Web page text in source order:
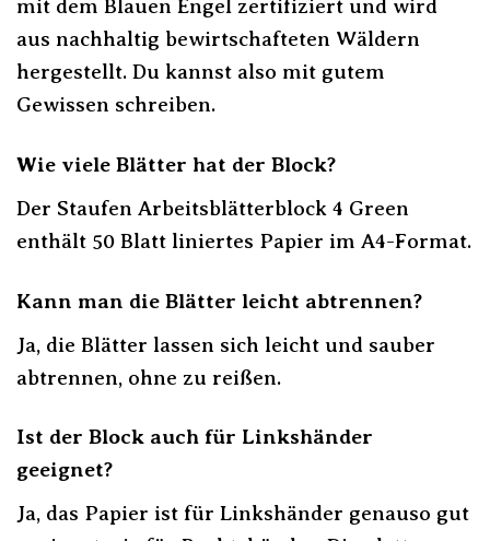
mit dem Blauen Engel zertifiziert und wird
aus nachhaltig bewirtschafteten Wäldern
hergestellt. Du kannst also mit gutem
Gewissen schreiben.
Wie viele Blätter hat der Block?
Der Staufen Arbeitsblätterblock 4 Green
enthält 50 Blatt liniertes Papier im A4-Format.
Kann man die Blätter leicht abtrennen?
Ja, die Blätter lassen sich leicht und sauber
abtrennen, ohne zu reißen.
Ist der Block auch für Linkshänder
geeignet?
Ja, das Papier ist für Linkshänder genauso gut